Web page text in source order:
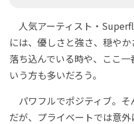
人気アーティスト・
には、優しさと強さ、穏やか
落ち込んでいる時や、ここ
いう方も多いだろう。
パワフルでポジティブ。
だが、プライベートでは意